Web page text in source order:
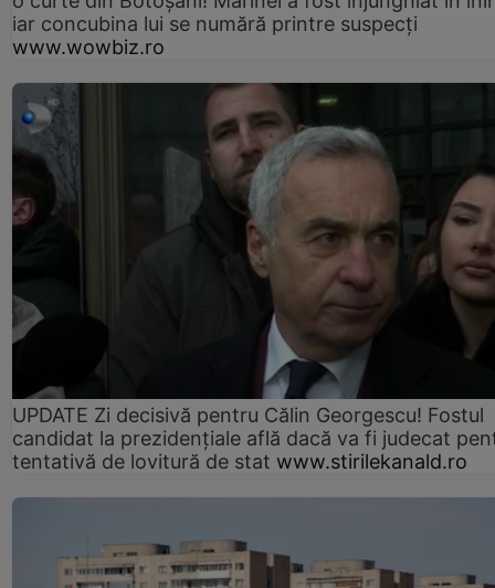
iar concubina lui se numără printre suspecți
www.wowbiz.ro
UPDATE Zi decisivă pentru Călin Georgescu! Fostul
candidat la prezidențiale află dacă va fi judecat
tentativă de lovitură de stat www.stirilekanald.ro